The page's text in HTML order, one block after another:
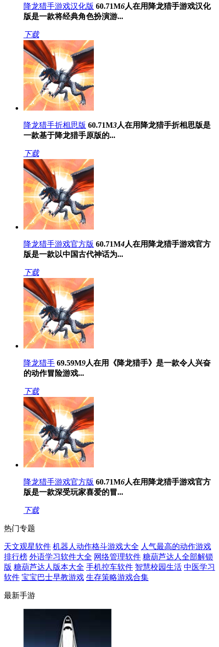
降龙猎手游戏汉化版 60.71M6人在用 降龙猎手游戏汉化
版是一款将经典角色扮演游...
下载
降龙猎手折相思版 60.71M3人在用 降龙猎手折相思版是
一款基于降龙猎手原版的...
下载
降龙猎手游戏官方版 60.71M4人在用 降龙猎手游戏官方
版是一款以中国古代神话为...
下载
降龙猎手 69.59M9人在用
《降龙猎手》是一款令人兴奋
的动作冒险游戏...
下载
降龙猎手游戏官方版 60.71M6人在用 降龙猎手游戏官方
版是一款深受玩家喜爱的冒...
下载
热门专题
天文观星软件 机器人动作格斗游戏大全 人气最高的动作游戏
排行榜 外语学习软件大全 网络管理软件 糖葫芦达人全部解锁
版 糖葫芦达人版本大全 手机控车软件 智慧校园生活 中医学习
软件 宝宝巴士早教游戏 生存策略游戏合集
最新手游